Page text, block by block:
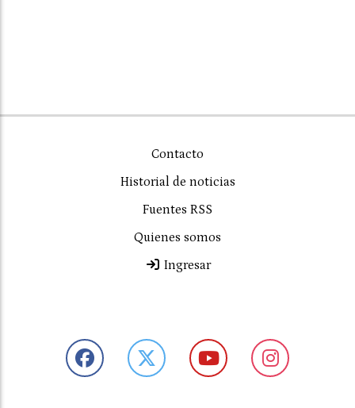
Contacto
Historial de noticias
Fuentes RSS
Quienes somos
Ingresar